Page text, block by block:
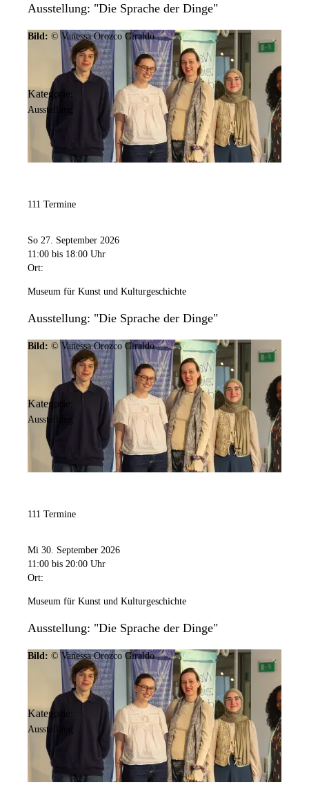
Ausstellung: "Die Sprache der Dinge"
Bild: © Vanessa Orozco Giraldo
Kategorie:
Ausstellung
111 Termine
So 27. September 2026
11:00 bis 18:00 Uhr
Ort:
Museum für Kunst und Kulturgeschichte
Ausstellung: "Die Sprache der Dinge"
Bild: © Vanessa Orozco Giraldo
Kategorie:
Ausstellung
111 Termine
Mi 30. September 2026
11:00 bis 20:00 Uhr
Ort:
Museum für Kunst und Kulturgeschichte
Ausstellung: "Die Sprache der Dinge"
Bild: © Vanessa Orozco Giraldo
Kategorie:
Ausstellung